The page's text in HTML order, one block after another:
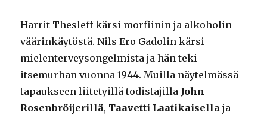
Harrit Thesleff kärsi morfiinin ja alkoholin
väärinkäytöstä. Nils Ero Gadolin kärsi
mielenterveysongelmista ja hän teki
itsemurhan vuonna 1944. Muilla näytelmässä
tapaukseen liitetyillä todistajilla John
Rosenbröijerillä, Taavetti Laatikaisella ja